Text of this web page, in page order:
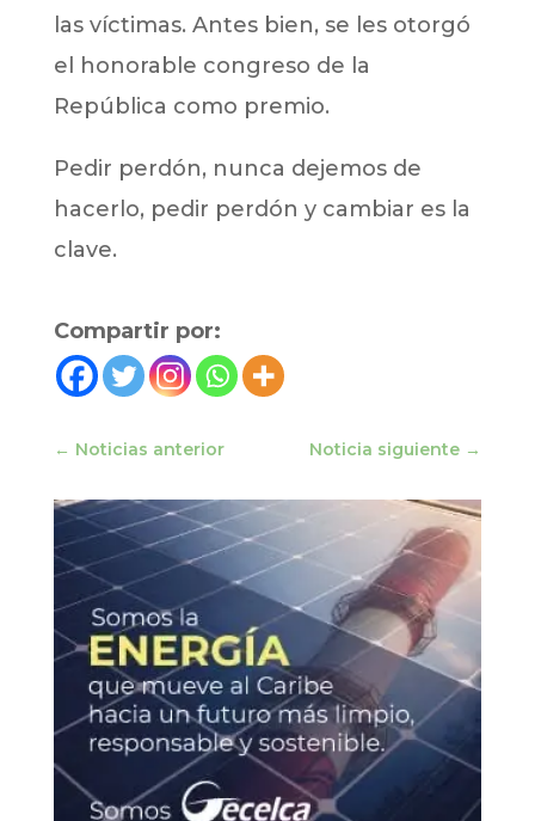
las víctimas. Antes bien, se les otorgó
el honorable congreso de la
República como premio.
Pedir perdón, nunca dejemos de
hacerlo, pedir perdón y cambiar es la
clave.
Compartir por:
← Noticias anterior Noticia siguiente →